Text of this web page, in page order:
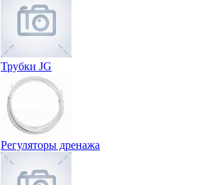
Трубки JG
Регуляторы дренажа